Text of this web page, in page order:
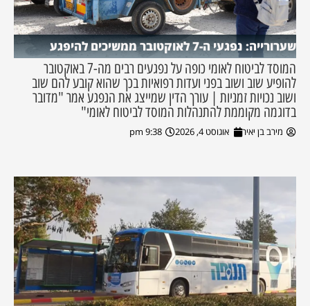
שערורייה: נפגעי ה-7 לאוקטובר ממשיכים להיפגע
המוסד לביטוח לאומי כופה על נפגעים רבים מה-7 באוקטובר
להופיע שוב ושוב בפני ועדות רפואיות בכך שהוא קובע להם שוב
ושוב נכויות זמניות | עורך הדין שמייצג את הנפגע אמר "מדובר
בדוגמה מקוממת להתנהלות המוסד לביטוח לאומי"
מירב בן יאיר אוגוסט 4, 2026 9:38 pm